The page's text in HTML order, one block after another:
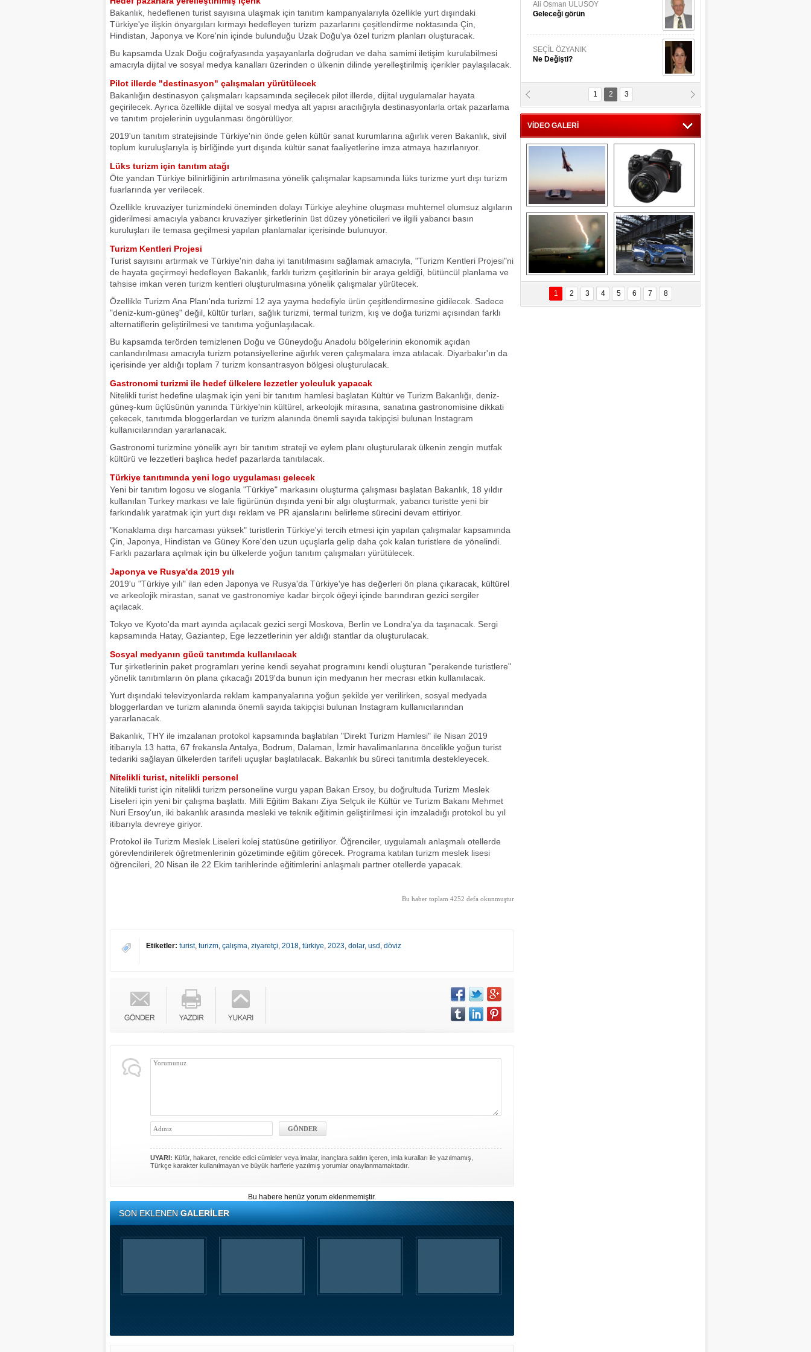
Bakanlık, hedeflenen turist sayısına ulaşmak için tanıtım kampanyalarıyla özellikle yurt dışındaki
Türkiye'ye ilişkin önyargıları kırmayı hedefleyen turizm pazarlarını çeşitlendirme noktasında Çin,
Hindistan, Japonya ve Kore'nin içinde bulunduğu Uzak Doğu'ya özel turizm planları oluşturacak.
Bu kapsamda Uzak Doğu coğrafyasında yaşayanlarla doğrudan ve daha samimi iletişim kurulabilmesi
amacıyla dijital ve sosyal medya kanalları üzerinden o ülkenin dilinde yerelleştirilmiş içerikler paylaşılacak.
Pilot illerde "destinasyon" çalışmaları yürütülecek
Bakanlığın destinasyon çalışmaları kapsamında seçilecek pilot illerde, dijital uygulamalar hayata
geçirilecek. Ayrıca özellikle dijital ve sosyal medya alt yapısı aracılığıyla destinasyonlarla ortak pazarlama
ve tanıtım projelerinin uygulanması öngörülüyor.
2019'un tanıtım stratejisinde Türkiye'nin önde gelen kültür sanat kurumlarına ağırlık veren Bakanlık, sivil
toplum kuruluşlarıyla iş birliğinde yurt dışında kültür sanat faaliyetlerine imza atmaya hazırlanıyor.
Lüks turizm için tanıtım atağı
Öte yandan Türkiye bilinirliğinin artırılmasına yönelik çalışmalar kapsamında lüks turizme yurt dışı turizm
fuarlarında yer verilecek.
Özellikle kruvaziyer turizmindeki öneminden dolayı Türkiye aleyhine oluşması muhtemel olumsuz algıların
giderilmesi amacıyla yabancı kruvaziyer şirketlerinin üst düzey yöneticileri ve ilgili yabancı basın
kuruluşları ile temasa geçilmesi yapılan planlamalar içerisinde bulunuyor.
Turizm Kentleri Projesi
Turist sayısını artırmak ve Türkiye'nin daha iyi tanıtılmasını sağlamak amacıyla, "Turizm Kentleri Projesi"ni
de hayata geçirmeyi hedefleyen Bakanlık, farklı turizm çeşitlerinin bir araya geldiği, bütüncül planlama ve
tahsise imkan veren turizm kentleri oluşturulmasına yönelik çalışmalar yürütecek.
Özellikle Turizm Ana Planı'nda turizmi 12 aya yayma hedefiyle ürün çeşitlendirmesine gidilecek. Sadece
"deniz-kum-güneş" değil, kültür turları, sağlık turizmi, termal turizm, kış ve doğa turizmi açısından farklı
alternatiflerin geliştirilmesi ve tanıtıma yoğunlaşılacak.
Bu kapsamda terörden temizlenen Doğu ve Güneydoğu Anadolu bölgelerinin ekonomik açıdan
canlandırılması amacıyla turizm potansiyellerine ağırlık veren çalışmalara imza atılacak. Diyarbakır'ın da
içerisinde yer aldığı toplam 7 turizm konsantrasyon bölgesi oluşturulacak.
Gastronomi turizmi ile hedef ülkelere lezzetler yolculuk yapacak
Nitelikli turist hedefine ulaşmak için yeni bir tanıtım hamlesi başlatan Kültür ve Turizm Bakanlığı, deniz-
güneş-kum üçlüsünün yanında Türkiye'nin kültürel, arkeolojik mirasına, sanatına gastronomisine dikkati
çekecek, tanıtımda bloggerlardan ve turizm alanında önemli sayıda takipçisi bulunan Instagram
kullanıcılarından yararlanacak.
Gastronomi turizmine yönelik ayrı bir tanıtım strateji ve eylem planı oluşturularak ülkenin zengin mutfak
kültürü ve lezzetleri başlıca hedef pazarlarda tanıtılacak.
Türkiye tanıtımında yeni logo uygulaması gelecek
Yeni bir tanıtım logosu ve sloganla "Türkiye" markasını oluşturma çalışması başlatan Bakanlık, 18 yıldır
kullanılan Turkey markası ve lale figürünün dışında yeni bir algı oluşturmak, yabancı turistte yeni bir
farkındalık yaratmak için yurt dışı reklam ve PR ajanslarını belirleme sürecini devam ettiriyor.
"Konaklama dışı harcaması yüksek" turistlerin Türkiye'yi tercih etmesi için yapılan çalışmalar kapsamında
Çin, Japonya, Hindistan ve Güney Kore'den uzun uçuşlarla gelip daha çok kalan turistlere de yönelindi.
Farklı pazarlara açılmak için bu ülkelerde yoğun tanıtım çalışmaları yürütülecek.
Japonya ve Rusya'da 2019 yılı
2019'u "Türkiye yılı" ilan eden Japonya ve Rusya'da Türkiye'ye has değerleri ön plana çıkaracak, kültürel
ve arkeolojik mirastan, sanat ve gastronomiye kadar birçok öğeyi içinde barındıran gezici sergiler
açılacak.
Tokyo ve Kyoto'da mart ayında açılacak gezici sergi Moskova, Berlin ve Londra'ya da taşınacak. Sergi
kapsamında Hatay, Gaziantep, Ege lezzetlerinin yer aldığı stantlar da oluşturulacak.
Sosyal medyanın gücü tanıtımda kullanılacak
Tur şirketlerinin paket programları yerine kendi seyahat programını kendi oluşturan "perakende turistlere"
yönelik tanıtımların ön plana çıkacağı 2019'da bunun için medyanın her mecrası etkin kullanılacak.
Yurt dışındaki televizyonlarda reklam kampanyalarına yoğun şekilde yer verilirken, sosyal medyada
bloggerlardan ve turizm alanında önemli sayıda takipçisi bulunan Instagram kullanıcılarından
yararlanacak.
Bakanlık, THY ile imzalanan protokol kapsamında başlatılan "Direkt Turizm Hamlesi" ile Nisan 2019
itibarıyla 13 hatta, 67 frekansla Antalya, Bodrum, Dalaman, İzmir havalimanlarına öncelikle yoğun turist
tedariki sağlayan ülkelerden tarifeli uçuşlar başlatılacak. Bakanlık bu süreci tanıtımla destekleyecek.
Nitelikli turist, nitelikli personel
Nitelikli turist için nitelikli turizm personeline vurgu yapan Bakan Ersoy, bu doğrultuda Turizm Meslek
Liseleri için yeni bir çalışma başlattı. Milli Eğitim Bakanı Ziya Selçuk ile Kültür ve Turizm Bakanı Mehmet
Nuri Ersoy'un, iki bakanlık arasında mesleki ve teknik eğitimin geliştirilmesi için imzaladığı protokol bu yıl
itibarıyla devreye giriyor.
Protokol ile Turizm Meslek Liseleri kolej statüsüne getiriliyor. Öğrenciler, uygulamalı anlaşmalı otellerde
görevlendirilerek öğretmenlerinin gözetiminde eğitim görecek. Programa katılan turizm meslek lisesi
öğrencileri, 20 Nisan ile 22 Ekim tarihlerinde eğitimlerini anlaşmalı partner otellerde yapacak.
Bu haber toplam 4252 defa okunmuştur
Etiketler: turist, turizm, çalışma, ziyaretçi, 2018, türkiye, 2023, dolar, usd , döviz
UYARI: Küfür, hakaret, rencide edici cümleler veya imalar, inançlara saldırı içeren, imla kuralları ile yazılmamış,
Türkçe karakter kullanılmayan ve büyük harflerle yazılmış yorumlar onaylanmamaktadır.
Bu habere henüz yorum eklenmemiştir.
SON EKLENENGALERİLER
Ali Osman ULUSOY
Geleceği görün
SEÇİL ÖZYANIK
Ne Değişti?
MERİÇ KÖYATASI
Bayraksız Vatan !
1 2 3
VİDEO GALERİ
Savaş uçağı
pilotundan
muhteşem gösteri
Sony Alpha 7R II ön
inceleme
Delta uçağına
yıldırım çarptı
Ford Focus RS
(2015)
1 2 3 4 5 6 7 8